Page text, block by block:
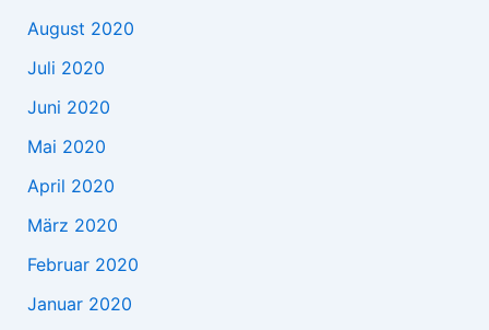
August 2020
Juli 2020
Juni 2020
Mai 2020
April 2020
März 2020
Februar 2020
Januar 2020